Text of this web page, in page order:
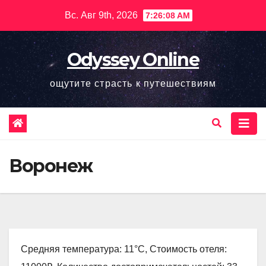
содержимому
Вс. Авг 9th, 2026 7:26:09 AM
Odyssey Online
ощутите страсть к путешествиям
Воронеж
Средняя температура: 11°C, Стоимость отеля: